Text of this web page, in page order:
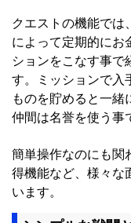
クエストの機能では
によって定期的にお
ションをこなす事で
す。ミッションで入
ものを貯めると一緒
仲間は名誉を使う事
簡単操作なのにも関
得機能など、様々な
います。